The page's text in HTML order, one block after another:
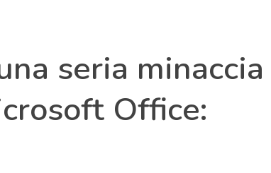
seria minaccia
Office: